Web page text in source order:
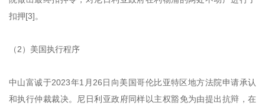
扣押[3]。
（2）美国执行程序
中山富诚于2023年1月26日向美国哥伦比亚特区地方法院申请承认
和执行仲裁裁决。尼日利亚政府同样以主权豁免为由提出抗辩，在